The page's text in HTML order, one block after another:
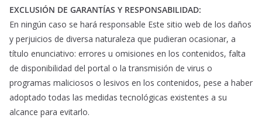
EXCLUSIÓN DE GARANTÍAS Y RESPONSABILIDAD:
En ningún caso se hará responsable Este sitio web de los daños
y perjuicios de diversa naturaleza que pudieran ocasionar, a
título enunciativo: errores u omisiones en los contenidos, falta
de disponibilidad del portal o la transmisión de virus o
programas maliciosos o lesivos en los contenidos, pese a haber
adoptado todas las medidas tecnológicas existentes a su
alcance para evitarlo.